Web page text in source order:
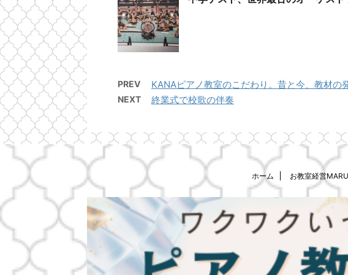
PREV KANAピアノ教室のこだわり。昔と今、教材の
NEXT 終業式で校歌の伴奏
ホーム お教室経営